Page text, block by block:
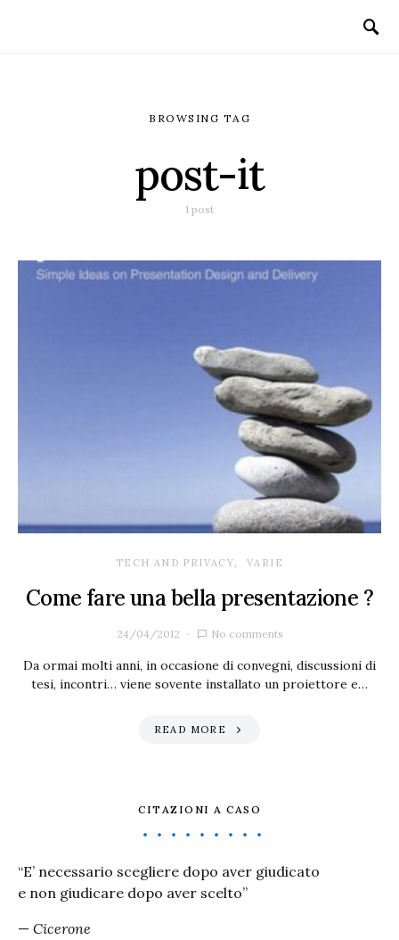
BROWSING TAG
post-it
1 post
TECH AND PRIVACY VARIE
Come fare una bella presentazione ?
24/04/2012 No comments
Da ormai molti anni, in occasione di convegni, discussioni di
tesi, incontri… viene sovente installato un proiettore e…
READ MORE
CITAZIONI A CASO
“E’ necessario scegliere dopo aver giudicato
e non giudicare dopo aver scelto”
— Cicerone